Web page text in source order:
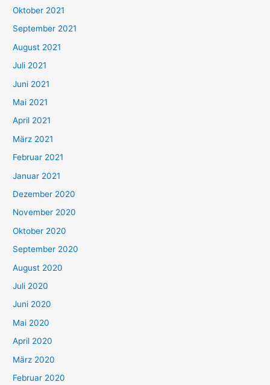
n
n
a
c
h
:
Oktober 2021
September 2021
August 2021
Juli 2021
Juni 2021
Mai 2021
April 2021
März 2021
Februar 2021
Januar 2021
Dezember 2020
November 2020
Oktober 2020
September 2020
August 2020
Juli 2020
Juni 2020
Mai 2020
April 2020
März 2020
Februar 2020